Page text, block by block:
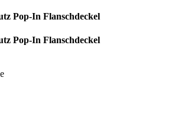
Pop-In Flanschdeckel
Pop-In Flanschdeckel